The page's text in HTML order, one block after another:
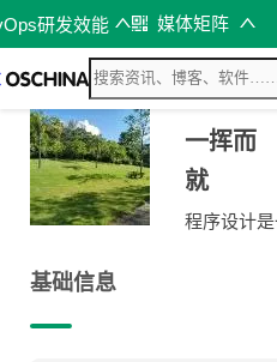
研发效能 媒体矩阵
一挥而
就
程序设计
基础信息